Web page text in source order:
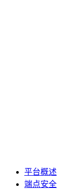
平台概述
端点安全